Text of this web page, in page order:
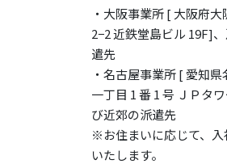
・大阪事業所 [ 大阪府
2−2 近鉄堂島ビル 19F]
遣先
・名古屋事業所 [ 愛知
一丁目 1 番 1 号 ＪＰタ
び近郊の派遣先
※お住まいに応じて、
いたします。